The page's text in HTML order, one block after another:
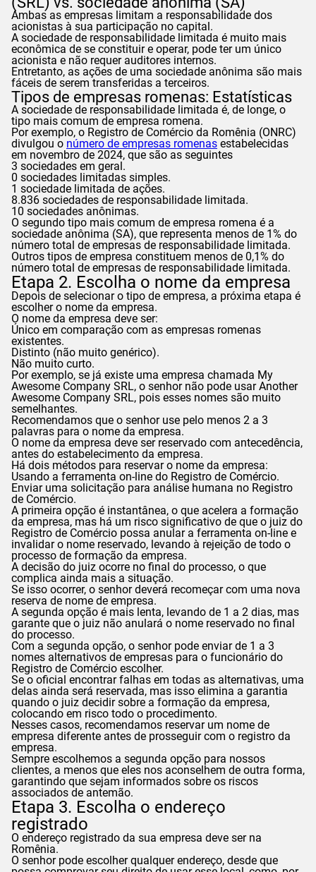
Ambas as empresas limitam a responsabilidade dos
acionistas à sua participação no capital.
A sociedade de responsabilidade limitada é muito mais
econômica de se constituir e operar, pode ter um único
acionista e não requer auditores internos.
Entretanto, as ações de uma sociedade anônima são mais
fáceis de serem transferidas a terceiros.
Tipos de empresas romenas: Estatísticas
A sociedade de responsabilidade limitada é, de longe, o
tipo mais comum de empresa romena.
Por exemplo, o Registro de Comércio da Romênia (ONRC)
divulgou o número de empresas romenas estabelecidas
em novembro de 2024, que são as seguintes
3 sociedades em geral.
0 sociedades limitadas simples.
1 sociedade limitada de ações.
8.836 sociedades de responsabilidade limitada.
10 sociedades anônimas.
O segundo tipo mais comum de empresa romena é a
sociedade anônima (SA), que representa menos de 1% do
número total de empresas de responsabilidade limitada.
Outros tipos de empresa constituem menos de 0,1% do
número total de empresas de responsabilidade limitada.
Etapa 2. Escolha o nome da empresa
Depois de selecionar o tipo de empresa, a próxima etapa é
escolher o nome da empresa.
O nome da empresa deve ser:
Único em comparação com as empresas romenas
existentes.
Distinto (não muito genérico).
Não muito curto.
Por exemplo, se já existe uma empresa chamada My
Awesome Company SRL, o senhor não pode usar Another
Awesome Company SRL, pois esses nomes são muito
semelhantes.
Recomendamos que o senhor use pelo menos 2 a 3
palavras para o nome da empresa.
O nome da empresa deve ser reservado com antecedência,
antes do estabelecimento da empresa.
Há dois métodos para reservar o nome da empresa:
Usando a ferramenta on-line do Registro de Comércio.
Enviar uma solicitação para análise humana no Registro
de Comércio.
A primeira opção é instantânea, o que acelera a formação
da empresa, mas há um risco significativo de que o juiz do
Registro de Comércio possa anular a ferramenta on-line e
invalidar o nome reservado, levando à rejeição de todo o
processo de formação da empresa.
A decisão do juiz ocorre no final do processo, o que
complica ainda mais a situação.
Se isso ocorrer, o senhor deverá recomeçar com uma nova
reserva de nome de empresa.
A segunda opção é mais lenta, levando de 1 a 2 dias, mas
garante que o juiz não anulará o nome reservado no final
do processo.
Com a segunda opção, o senhor pode enviar de 1 a 3
nomes alternativos de empresas para o funcionário do
Registro de Comércio escolher.
Se o oficial encontrar falhas em todas as alternativas, uma
delas ainda será reservada, mas isso elimina a garantia
quando o juiz decidir sobre a formação da empresa,
colocando em risco todo o procedimento.
Nesses casos, recomendamos reservar um nome de
empresa diferente antes de prosseguir com o registro da
empresa.
Sempre escolhemos a segunda opção para nossos
clientes, a menos que eles nos aconselhem de outra forma,
garantindo que sejam informados sobre os riscos
associados de antemão.
Etapa 3. Escolha o endereço
registrado
O endereço registrado da sua empresa deve ser na
Romênia.
O senhor pode escolher qualquer endereço, desde que